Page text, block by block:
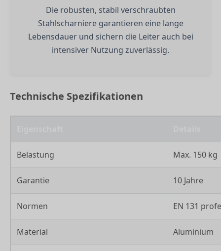
Die robusten, stabil verschraubten
Stahlscharniere garantieren eine lange
Lebensdauer und sichern die Leiter auch bei
intensiver Nutzung zuverlässig.
Technische Spezifikationen
Belastung Max. 150 kg
Garantie 10 Jahre
Normen EN 131
Material Aluminium